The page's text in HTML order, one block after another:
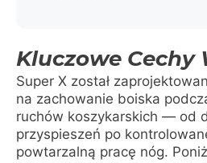
Kluczowe Cechy
Super X został
na zachowanie boiska
ruchów koszykarskich — od
przyspieszeń po
powtarzalną pracę nóg.